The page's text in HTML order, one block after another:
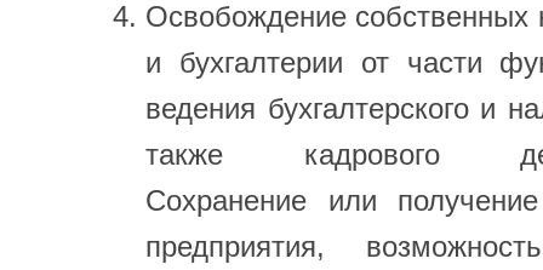
Освобождение собственных
и бухгалтерии от части
ведения бухгалтерского и
также кадрового
Сохранение или
предприятия,